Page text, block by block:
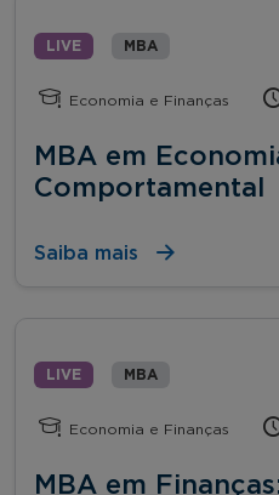
LIVE MBA
Economia e Finanças
MBA em
Comportamental
Saiba mais
LIVE MBA
Economia e Finanças
MBA em